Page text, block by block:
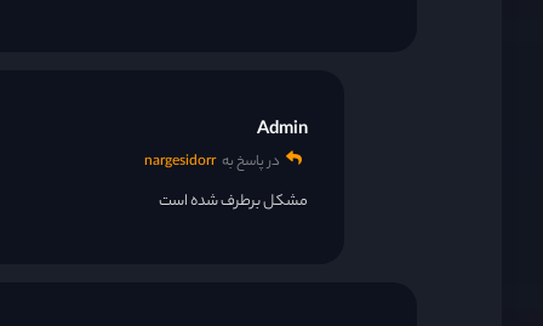
Admin
در پاسخ به nargesidorr
مشکل برطرف شده است